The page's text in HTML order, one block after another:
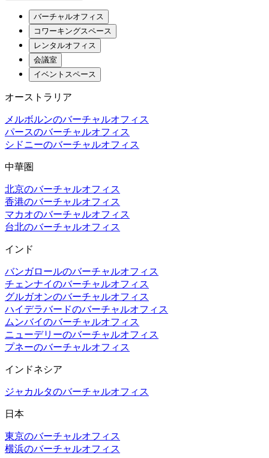
バーチャルオフィス
コワーキングスペース
レンタルオフィス
会議室
イベントスペース
オーストラリア
メルボルンのバーチャルオフィス
パースのバーチャルオフィス
シドニーのバーチャルオフィス
中華圏
北京のバーチャルオフィス
香港のバーチャルオフィス
マカオのバーチャルオフィス
台北のバーチャルオフィス
インド
バンガロールのバーチャルオフィス
チェンナイのバーチャルオフィス
グルガオンのバーチャルオフィス
ハイデラバードのバーチャルオフィス
ムンバイのバーチャルオフィス
ニューデリーのバーチャルオフィス
プネーのバーチャルオフィス
インドネシア
ジャカルタのバーチャルオフィス
日本
東京のバーチャルオフィス
横浜のバーチャルオフィス